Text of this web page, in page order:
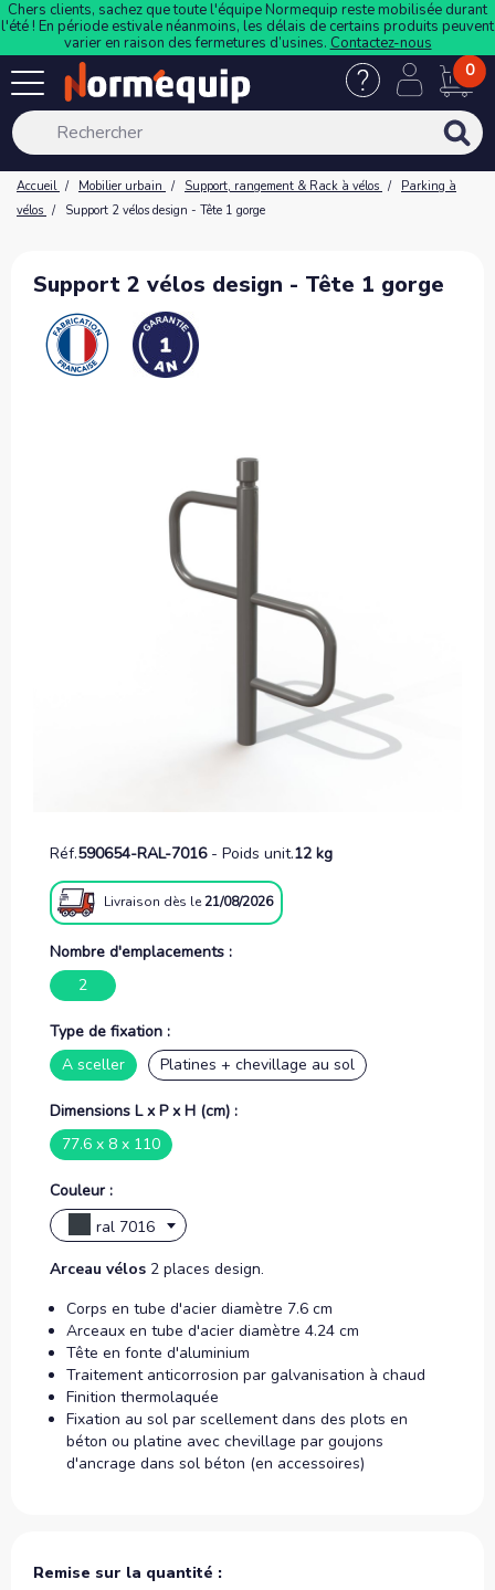
Chers clients, sachez que toute l'équipe Normequip reste mobilisée durant
l'été ! En période estivale néanmoins, les délais de certains produits peuvent
varier en raison des fermetures d’usines. Contactez-nous
0
Accueil Mobilier urbain Support, rangement & Rack à vélos
Parking à
vélos
Support 2 vélos design - Tête 1 gorge
Support 2 vélos design - Tête 1 gorge
Réf.590654-RAL-7016- Poids unit.12 kg
Livraison dès le21/08/2026
Nombre d'emplacements :
2
Type de fixation :
A sceller
Platines + chevillage au sol
Dimensions L x P x H (cm) :
77.6 x 8 x 110
Couleur :
ral 7016
Arceau vélos 2 places design.
Corps en tube d'acier diamètre 7.6 cm
Arceaux en tube d'acier diamètre 4.24 cm
Tête en fonte d'aluminium
Traitement anticorrosion par galvanisation à chaud
Finition thermolaquée
Fixation au sol par scellement dans des plots en
béton ou platine avec chevillage par goujons
d'ancrage dans sol béton (en accessoires)
Remise sur la quantité :